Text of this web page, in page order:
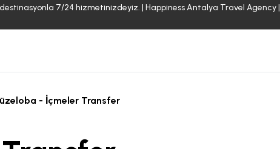
7/24 hizmetinizdeyiz. | Happiness Antalya Travel Agency |
- İçmeler Transfer